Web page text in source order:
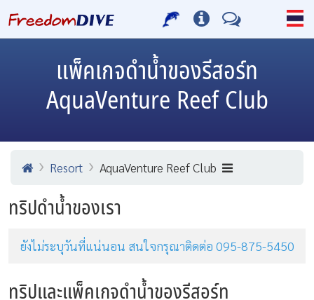
แพ็คเกจดำน้ำของรีสอร์ท
AquaVenture Reef Club
Resort AquaVenture Reef Club
ทริปดำน้ำของเรา
ยังไม่ระบุวันที่แน่นอน สนใจกรุณาติดต่อ 095-875-5450
ทริปและแพ็คเกจดำน้ำของรีสอร์ท